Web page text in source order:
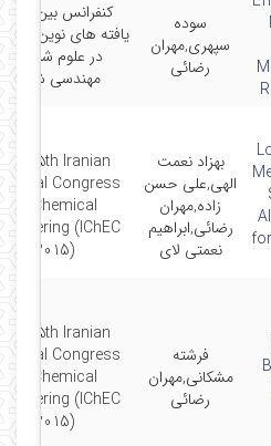
سوده
سپهری,مهران
رضائی
کنفرانس بین
یافته های نوین
در علوم شیمی و
مهندسی شیمی
بهزاد نعمت
الهی,علی حسن
زاده,مهران
رضائی,ابراهیم
نعمتی لای
15th Iranian
Congress
of Chemical
(IChEC
2015)
فرشته
مشکانی,مهران
رضائی
15th Iranian
Congress
of Chemical
(IChEC
2015)